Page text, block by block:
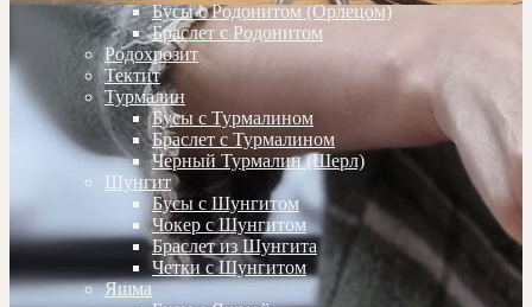
Бусы с Родонитом (Орлецом)
Браслет с Родонитом
Родохрозит
Тектит
Турмалин
Бусы с Турмалином
Браслет с Турмалином
Черный Турмалин (Шерл)
Шунгит
Бусы с Шунгитом
Чокер с Шунгитом
Браслет из Шунгита
Четки с Шунгитом
Яшма